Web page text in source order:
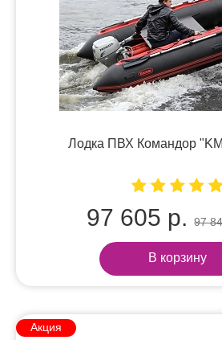
Лодка ПВХ Командор
97 605 р. 97
В корзину
Акция